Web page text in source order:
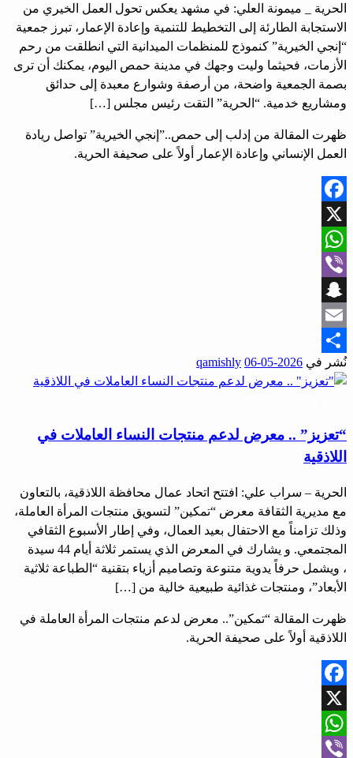
الحرية _ ميمونة العلي: في مشهد يعكس تحول العمل الخيري من
الاستجابة الطارئة إلى التخطيط للتنمية وإعادة الإعمار، تبرز جمعية
“إنجي الخيرية” كنموذج للمنظمات الميدانية التي انطلقت من رحم
الأزمات، فحيثما وليت وجهك في مدينة حمص اليوم، يمكنك أن ترى
بصمة الجمعية واضحة، من أرصفة وشوارع معبدة إلى حدائق
ومشاريع خدمية. “الحرية” التقت رئيس مجلس […]
ظهرت المقالة من إدلب إلى حمص..”إنجي الخيرية” تواصل ريادة
العمل الإنساني وإعادة الإعمار أولاً على صحيفة الحرية.
Facebook
X
WhatsApp
Viber
Snapchat
Email
Share
نُشر في 2026-05-06
qamishly
“تعزيز” .. معرض لدعم منتجات النساء العاملات في
اللاذقية
الحرية – سراب علي: افتتح اتحاد عمال محافظة اللاذقية، بالتعاون
مع مديرية الثقافة معرض “تمكين” لتسويق منتجات المرأة العاملة،
وذلك تزامناً مع الاحتفال بعيد العمال، وفي إطار الأسبوع الثقافي
المجتمعي. و يشارك في المعرض الذي يستمر ثلاثة أيام 44 سيدة
، ويشمل حرفاً يدوية متنوعة وتصاميم أزياء بتقنية “الطباعة ثلاثية
الأبعاد”، ومنتجات غذائية طبيعية خالية من […]
ظهرت المقالة “تمكين”.. معرض لدعم منتجات المرأة العاملة في
اللاذقية أولاً على صحيفة الحرية.
Facebook
X
WhatsApp